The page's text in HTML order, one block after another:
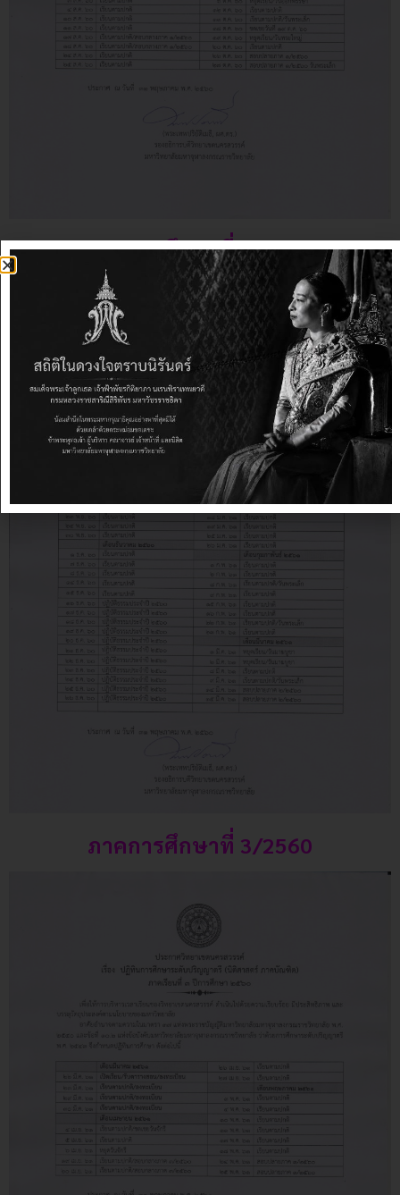
ภาคการศึกษาที่ 2/2560
ภาคการศึกษาที่ 3/2560